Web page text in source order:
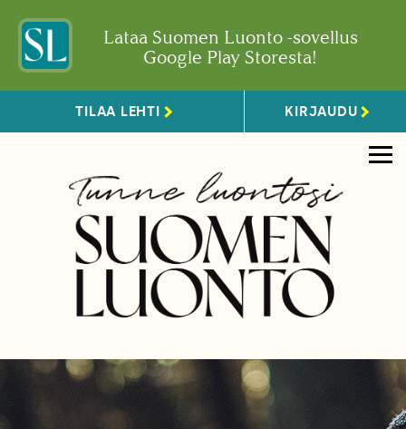
Lataa Suomen Luonto -sovellus
Google Play Storesta!
TILAA LEHTI KIRJAUDU